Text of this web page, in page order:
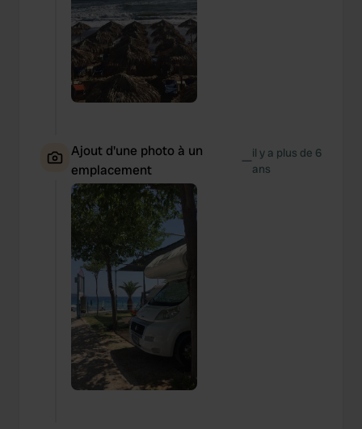
Ajout d'une photo à un
emplacement
—il y a plus de 6
ans